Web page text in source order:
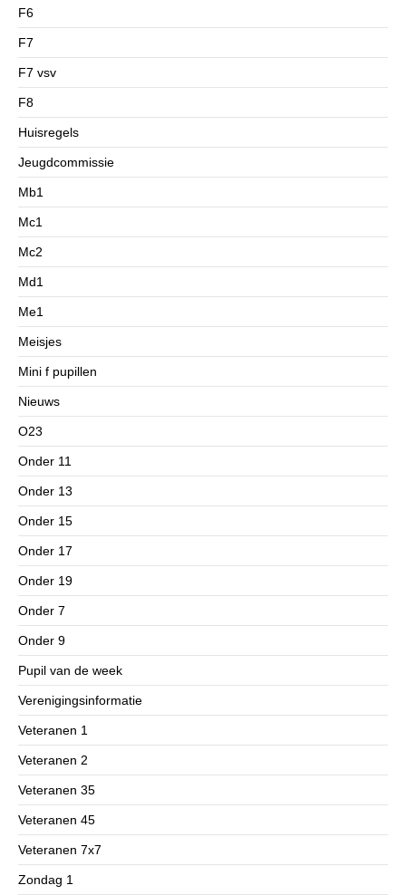
F6
F7
F7 vsv
F8
Huisregels
Jeugdcommissie
Mb1
Mc1
Mc2
Md1
Me1
Meisjes
Mini f pupillen
Nieuws
O23
Onder 11
Onder 13
Onder 15
Onder 17
Onder 19
Onder 7
Onder 9
Pupil van de week
Verenigingsinformatie
Veteranen 1
Veteranen 2
Veteranen 35
Veteranen 45
Veteranen 7x7
Zondag 1